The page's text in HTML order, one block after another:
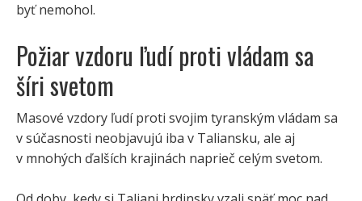
byť nemohol.
Požiar vzdoru ľudí proti vládam sa
šíri svetom
Masové vzdory ľudí proti svojim tyranským vládam sa
v súčasnosti neobjavujú iba v Taliansku, ale aj
v mnohých ďalších krajinách naprieč celým svetom.